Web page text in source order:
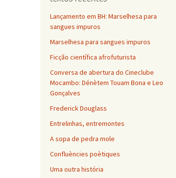
Lançamento em BH: Marselhesa para
sangues impuros
Marselhesa para sangues impuros
Ficção científica afrofuturista
Conversa de abertura do Cineclube
Mocambo: Dénètem Touam Bona e Leo
Gonçalves
Frederick Douglass
Entrelinhas, entremontes
A sopa de pedra mole
Confluències poètiques
Uma outra história